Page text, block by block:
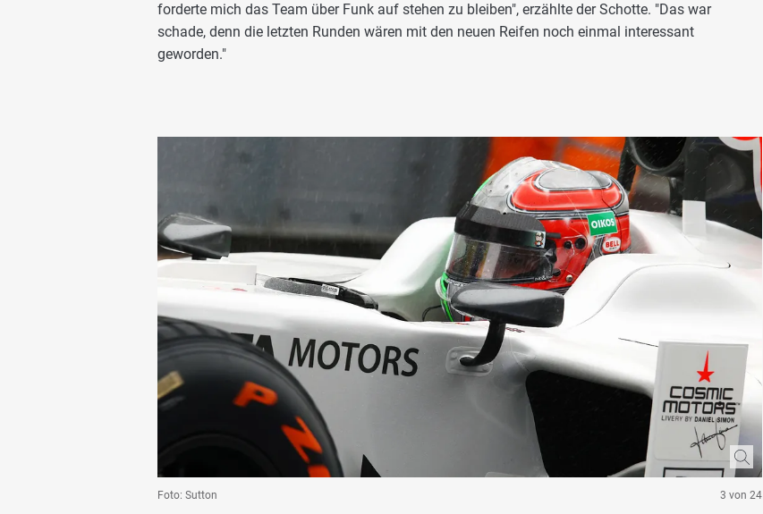
forderte mich das Team über Funk auf stehen zu bleiben", erzählte der Schotte. "Das war
schade, denn die letzten Runden wären mit den neuen Reifen noch einmal interessant
geworden."
Foto: Sutton 3 von 24